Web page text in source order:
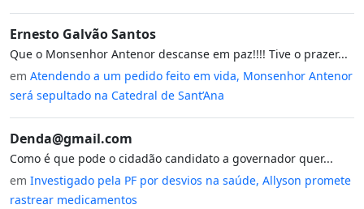
Ernesto Galvão Santos
Que o Monsenhor Antenor descanse em paz!!!! Tive o prazer...
em Atendendo a um pedido feito em vida, Monsenhor Antenor
será sepultado na Catedral de Sant’Ana
Denda@gmail.com
Como é que pode o cidadão candidato a governador quer...
em Investigado pela PF por desvios na saúde, Allyson promete
rastrear medicamentos